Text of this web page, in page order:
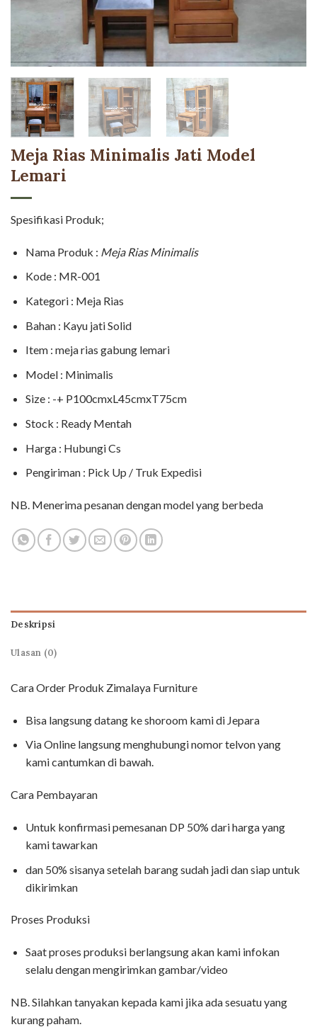
Meja Rias Minimalis Jati Model
Lemari
Spesifikasi Produk;
Nama Produk : Meja Rias Minimalis
Kode : MR-001
Kategori : Meja Rias
Bahan : Kayu jati Solid
Item : meja rias gabung lemari
Model : Minimalis
Size : -+ P100cmxL45cmxT75cm
Stock : Ready Mentah
Harga : Hubungi Cs
Pengiriman : Pick Up / Truk Expedisi
NB. Menerima pesanan dengan model yang berbeda
Deskripsi
Ulasan (0)
Cara Order Produk Zimalaya Furniture
Bisa langsung datang ke shoroom kami di Jepara
Via Online langsung menghubungi nomor telvon yang
kami cantumkan di bawah.
Cara Pembayaran
Untuk konfirmasi pemesanan DP 50% dari harga yang
kami tawarkan
dan 50% sisanya setelah barang sudah jadi dan siap untuk
dikirimkan
Proses Produksi
Saat proses produksi berlangsung akan kami infokan
selalu dengan mengirimkan gambar/video
NB. Silahkan tanyakan kepada kami jika ada sesuatu yang
kurang paham.